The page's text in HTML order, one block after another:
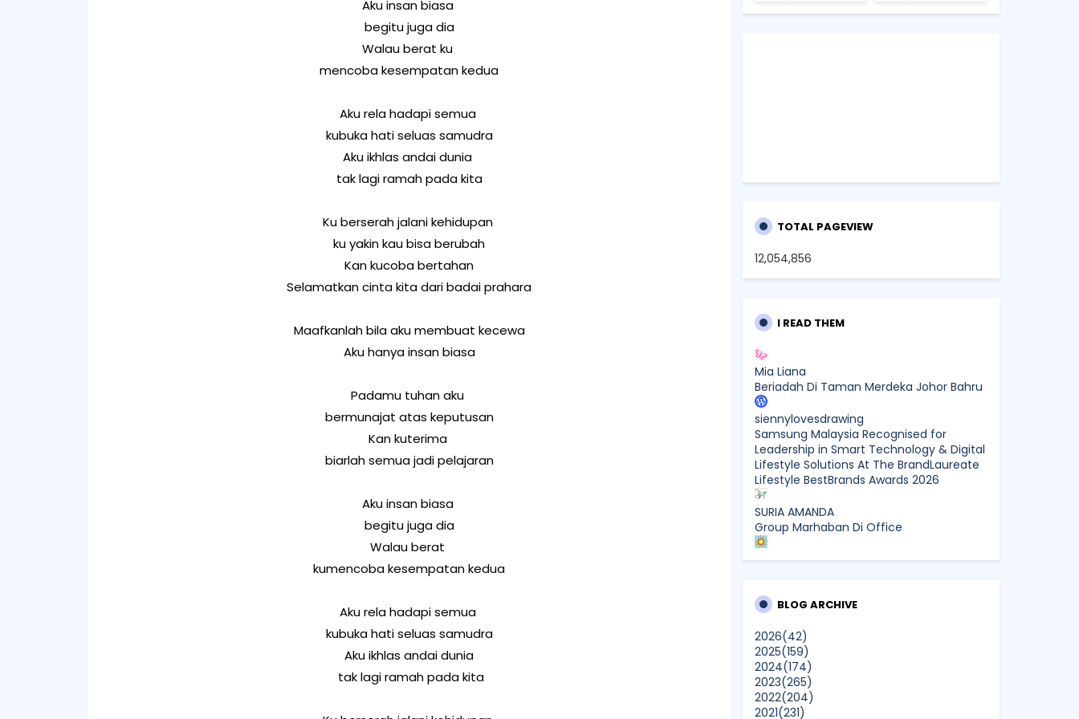
Aku insan biasa
begitu juga dia
Walau berat ku
mencoba kesempatan kedua
Aku rela hadapi semua
kubuka hati seluas samudra
Aku ikhlas andai dunia
tak lagi ramah pada kita
Ku berserah jalani kehidupan
ku yakin kau bisa berubah
Kan kucoba bertahan
Selamatkan cinta kita dari badai prahara
Maafkanlah bila aku membuat kecewa
Aku hanya insan biasa
Padamu tuhan aku
bermunajat atas keputusan
Kan kuterima
biarlah semua jadi pelajaran
Aku insan biasa
begitu juga dia
Walau berat
kumencoba kesempatan kedua
Aku rela hadapi semua
kubuka hati seluas samudra
Aku ikhlas andai dunia
tak lagi ramah pada kita
TOTAL PAGEVIEW
12,054,856
I READ THEM
Mia Liana
Beriadah Di Taman Merdeka Johor Bahru
siennylovesdrawing
Samsung Malaysia Recognised for
Leadership in Smart Technology & Digital
Lifestyle Solutions At The BrandLaureate
Lifestyle BestBrands Awards 2026
SURIA AMANDA
Group Marhaban Di Office
Sunshine Kelly | Beauty . Fashion .
Leadership in Smart Technology and
BrandLaureate Lifestyle BestBrands
Awards 2026
CikLilyPutih The Lifestyle Blogger
What to Read After Watching The
Odyssey: Kobo’s Reading Guide for Myth-
BLOG ARCHIVE
2026(42)
2025(159)
2024(174)
2023(265)
2022(204)
2021(231)